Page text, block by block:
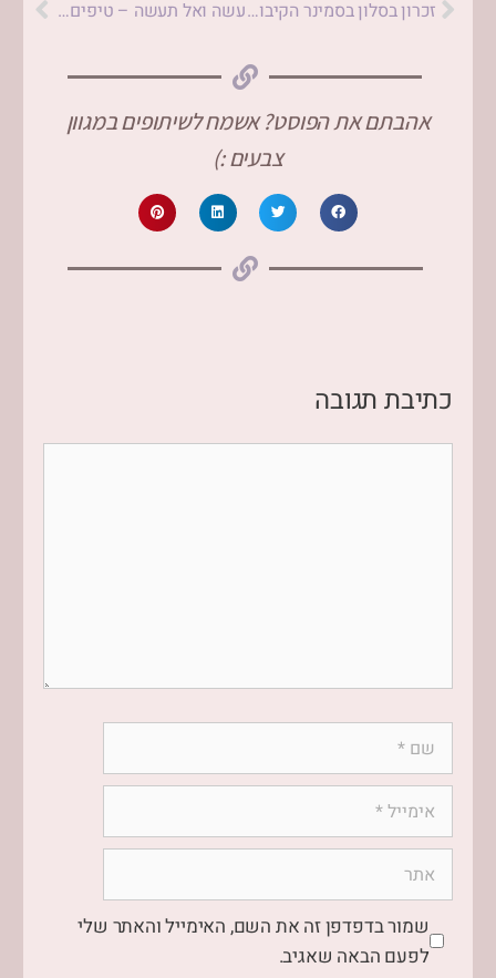
זכרון בסלון בסמינר הקיבוצים – סיפורה של משפחת אוביץ עשה ואל תעשה – טיפים חשובים ליצירת אותנטיות בכתיבת תוכן
אהבתם את הפוסט? אשמח לשיתופים במגוון
צבעים :)
כתיבת תגובה
שמור בדפדפן זה את השם, האימייל והאתר שלי
לפעם הבאה שאגיב.